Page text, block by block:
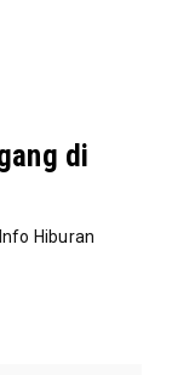
di
Info Hiburan